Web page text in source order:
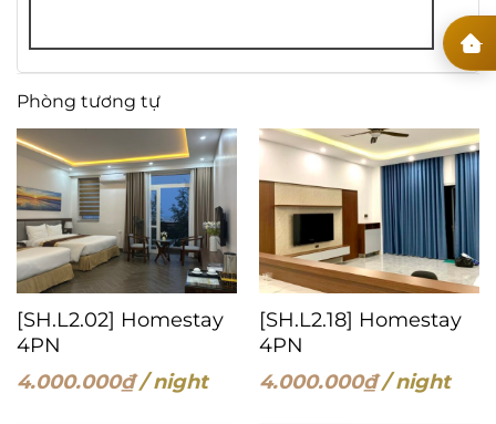
Phòng tương tự
[SH.L2.02] Homestay
4PN
4.000.000₫/ night
[SH.L2.18] Homestay
4PN
4.000.000₫/ night